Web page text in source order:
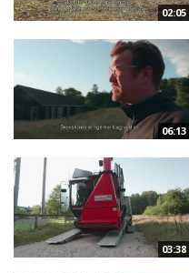
02:05
06:13
03:38